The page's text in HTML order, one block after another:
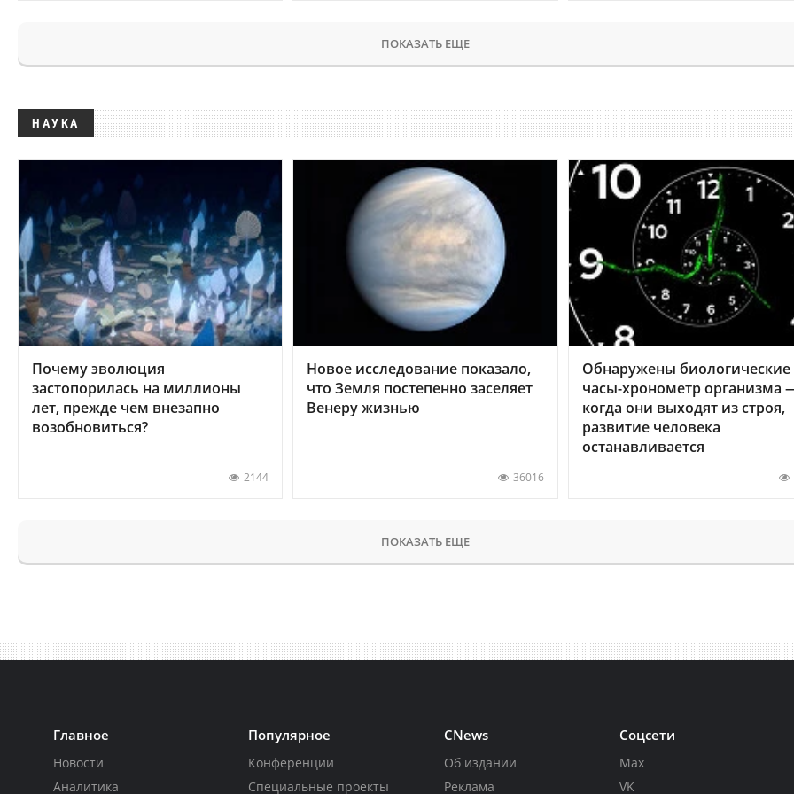
ПОКАЗАТЬ ЕЩЕ
НАУКА
Почему эволюция
застопорилась на миллионы
лет, прежде чем внезапно
возобновиться?
2144
Новое исследование показало,
что Земля постепенно заселяет
Венеру жизнью
36016
Обнаружены биологические
часы-хронометр организма
когда они выходят из строя,
развитие человека
останавливается
ПОКАЗАТЬ ЕЩЕ
Главное
Новости
Аналитика
Популярное
Конференции
Специальные проекты
CNews
Об издании
Реклама
Соцсети
Max
VK